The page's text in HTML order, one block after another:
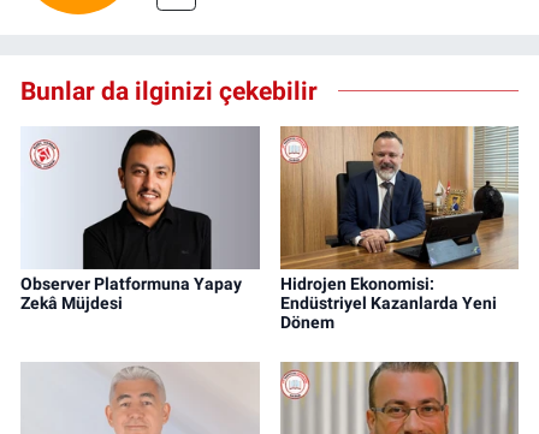
Bunlar da ilginizi çekebilir
Observer Platformuna Yapay
Zekâ Müjdesi
Hidrojen Ekonomisi:
Endüstriyel Kazanlarda Yeni
Dönem